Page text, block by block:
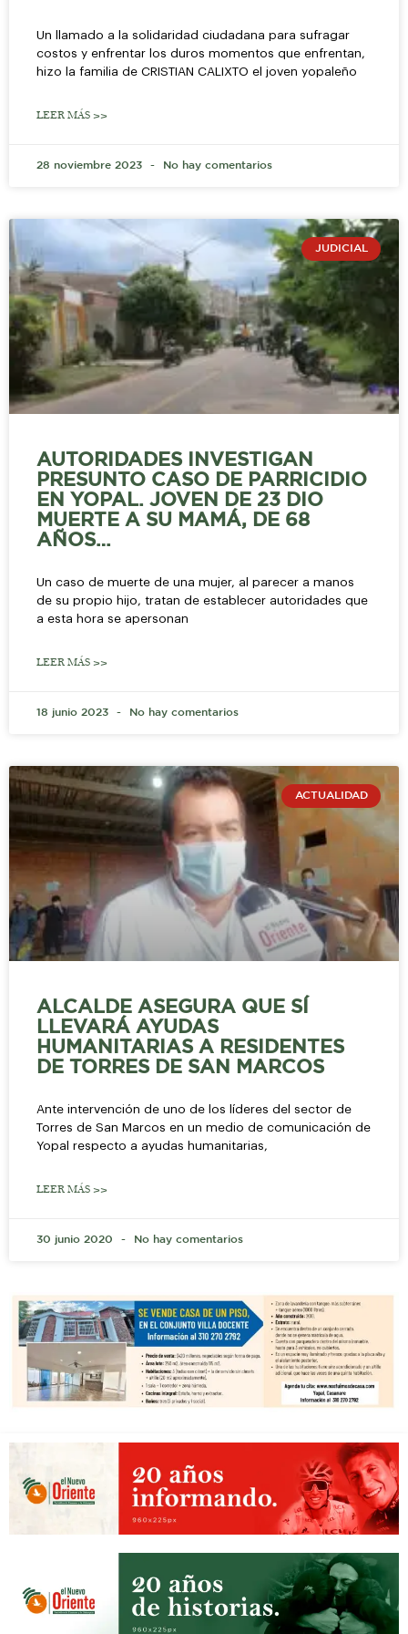
Un llamado a la solidaridad ciudadana para sufragar
costos y enfrentar los duros momentos que enfrentan,
hizo la familia de CRISTIAN CALIXTO el joven yopaleño
LEER MÁS >>
28 noviembre 2023 No hay comentarios
JUDICIAL
AUTORIDADES INVESTIGAN
PRESUNTO CASO DE PARRICIDIO
EN YOPAL. JOVEN DE 23 DIO
MUERTE A SU MAMÁ, DE 68
AÑOS…
Un caso de muerte de una mujer, al parecer a manos
de su propio hijo, tratan de establecer autoridades que
a esta hora se apersonan
LEER MÁS >>
18 junio 2023 No hay comentarios
ACTUALIDAD
ALCALDE ASEGURA QUE SÍ
LLEVARÁ AYUDAS
HUMANITARIAS A RESIDENTES
DE TORRES DE SAN MARCOS
Ante intervención de uno de los líderes del sector de
Torres de San Marcos en un medio de comunicación de
Yopal respecto a ayudas humanitarias,
LEER MÁS >>
30 junio 2020 No hay comentarios